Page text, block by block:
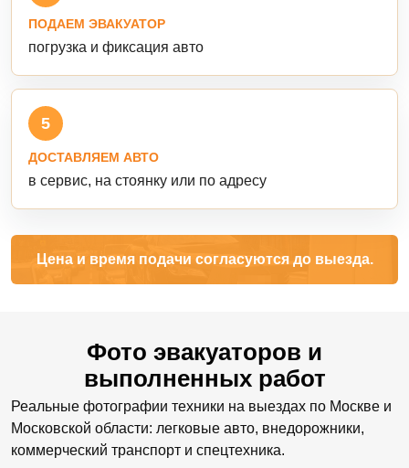
ПОДАЕМ ЭВАКУАТОР
погрузка и фиксация авто
5
ДОСТАВЛЯЕМ АВТО
в сервис, на стоянку или по адресу
Цена и время подачи согласуются до выезда.
Фото эвакуаторов и
выполненных работ
Реальные фотографии техники на выездах по Москве и
Московской области: легковые авто, внедорожники,
коммерческий транспорт и спецтехника.